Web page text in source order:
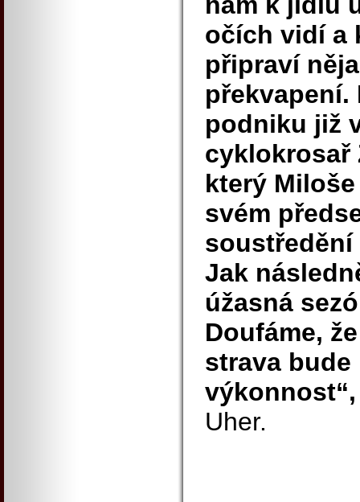
očích vidí a
připraví
podniku již
cyklokrosař
který
svém
soustředění
Jak
úžasná
Doufáme,
strava
Uher.